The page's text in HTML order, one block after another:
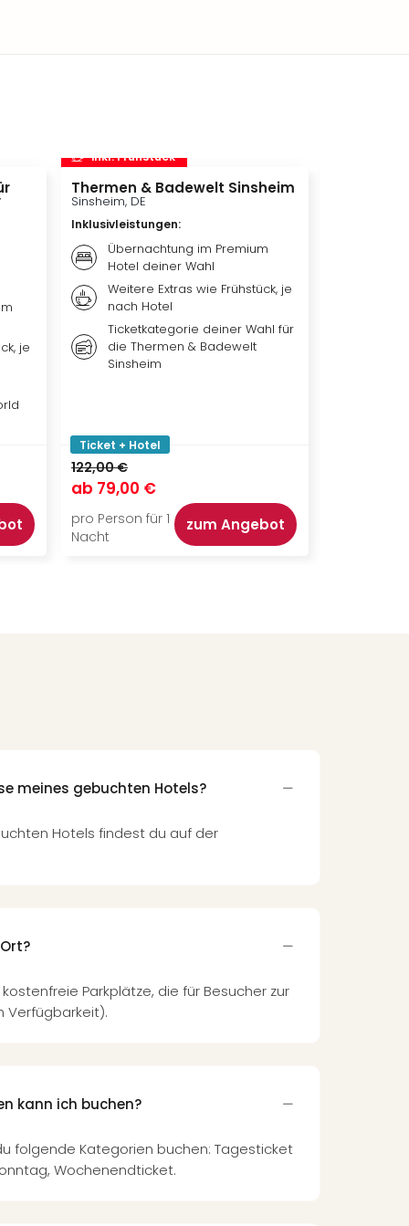
je
inkl. Frühstück
Thermen & Badewelt Sinsheim
Sinsheim, DE
Inklusivleistungen:
Übernachtung im Premium
Hotel deiner Wahl
Weitere Extras wie Frühstück, je
nach Hotel
Ticketkategorie deiner Wahl für
die Thermen & Badewelt
Sinsheim
Ticket + Hotel
122,00 €
ab 79,00 €
pro Person für 1
Nacht
zum Angebot
meines gebuchten Hotels?
Hotels findest du auf der
Parkplätze, die für Besucher zur
Verfügbarkeit).
kann ich buchen?
folgende Kategorien buchen: Tagesticket
Wochenendticket.